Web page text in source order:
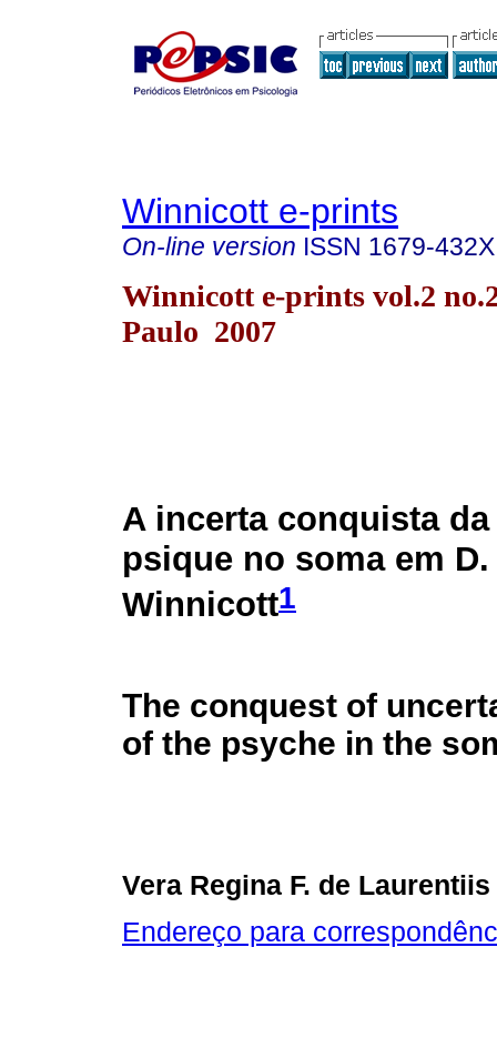
Winnicott e-prints
On-line version ISSN 1679-432X
Winnicott e-prints vol.2
Paulo 2007
A incerta conquista
psique no soma em D.
Winnicott1
The conquest of
of the psyche in the
Vera Regina F. de Laurentiis
Endereço para